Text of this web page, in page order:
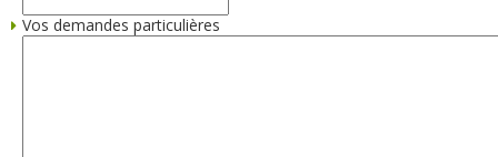
Vos demandes particulières